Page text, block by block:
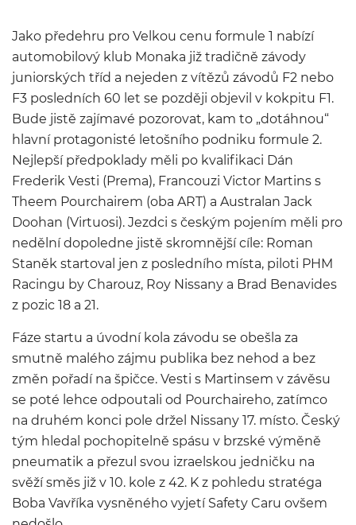
Jako předehru pro Velkou cenu formule 1 nabízí
automobilový klub Monaka již tradičně závody
juniorských tříd a nejeden z vítězů závodů F2 nebo
F3 posledních 60 let se později objevil v kokpitu F1.
Bude jistě zajímavé pozorovat, kam to „dotáhnou“
hlavní protagonisté letošního podniku formule 2.
Nejlepší předpoklady měli po kvalifikaci Dán
Frederik Vesti (Prema), Francouzi Victor Martins s
Theem Pourchairem (oba ART) a Australan Jack
Doohan (Virtuosi). Jezdci s českým pojením měli pro
nedělní dopoledne jistě skromnější cíle: Roman
Staněk startoval jen z posledního místa, piloti PHM
Racingu by Charouz, Roy Nissany a Brad Benavides
z pozic 18 a 21.
Fáze startu a úvodní kola závodu se obešla za
smutně malého zájmu publika bez nehod a bez
změn pořadí na špičce. Vesti s Martinsem v závěsu
se poté lehce odpoutali od Pourchaireho, zatímco
na druhém konci pole držel Nissany 17. místo. Český
tým hledal pochopitelně spásu v brzské výměně
pneumatik a přezul svou izraelskou jedničku na
svěží směs již v 10. kole z 42. K z pohledu stratéga
Boba Vavříka vysněného vyjetí Safety Caru ovšem